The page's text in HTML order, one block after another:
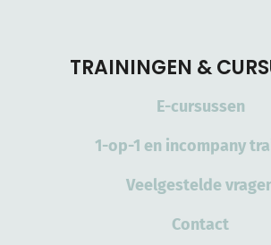
TRAININGEN &
E-cursussen
1-op-1 en incompany
Veelgestelde
Contact